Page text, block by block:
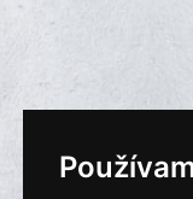
Ochrana osobných